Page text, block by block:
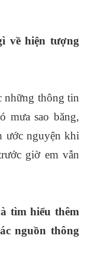
về hiện tượng
những thông tin
mưa sao băng,
ước nguyện khi
giờ em vẫn
tìm hiểu thêm
nguồn thông